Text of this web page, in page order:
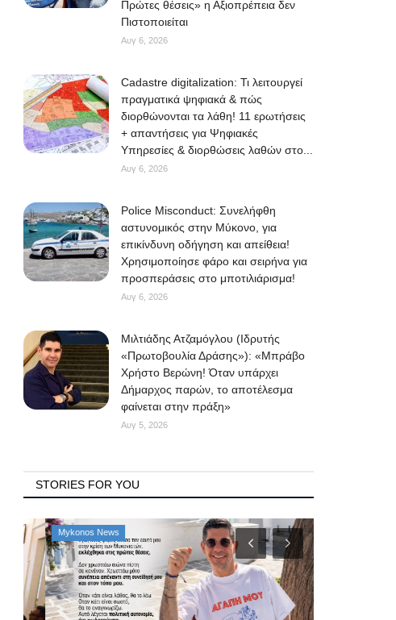
Πρώτες θέσεις» η Αξιοπρέπεια δεν
Πιστοποιείται
Αυγ 6, 2026
Cadastre digitalization: Τι λειτουργεί
πραγματικά ψηφιακά & πώς
διορθώνονται τα λάθη! 11 ερωτήσεις
+ απαντήσεις για Ψηφιακές
Υπηρεσίες & διορθώσεις λαθών στο...
Αυγ 6, 2026
Police Misconduct: Συνελήφθη
αστυνομικός στην Μύκονο, για
επικίνδυνη οδήγηση και απείθεια!
Χρησιμοποίησε φάρο και σειρήνα για
προσπεράσεις στο μποτιλιάρισμα!
Αυγ 6, 2026
Μιλτιάδης Ατζαμόγλου (Ιδρυτής
«Πρωτοβουλία Δράσης»): «Μπράβο
Χρήστο Βερώνη! Όταν υπάρχει
Δήμαρχος παρών, το αποτέλεσμα
φαίνεται στην πράξη»
Αυγ 5, 2026
STORIES FOR YOU
Mykonos News